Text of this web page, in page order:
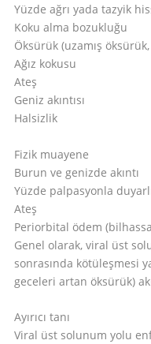
Yüzde ağrı yada tazyik
Koku alma bozukluğu
Öksürük (uzamış
Ağız kokusu
Ateş
Geniz akıntısı
Halsizlik
Fizik muayene
Burun ve genizde akıntı
Yüzde palpasyonla
Ateş
Periorbital ödem
Genel olarak, viral üst
sonrasında kötüleşmesi
geceleri artan öksürük)
Ayırıcı tanı
Viral üst solunum yolu